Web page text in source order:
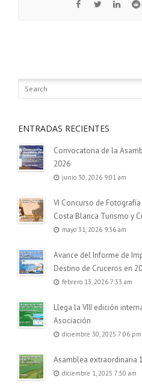
ENTRADAS RECIENTES
Convocatoria de la
2026
junio 30, 2026 9:01 am
VI Concurso de
Costa Blanca Turismo y
mayo 31, 2026 9:36 am
Avance del Informe de
Destino de Cruceros en
febrero 13, 2026 7:33 am
Llega la VIII edición
Asociación
diciembre 30, 2025 7:06 pm
Asamblea extraordinaria
diciembre 1, 2025 7:50 am